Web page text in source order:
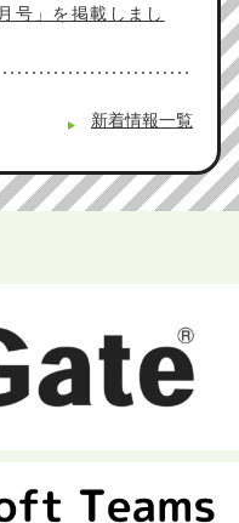
」を掲載しまし
新着情報一覧